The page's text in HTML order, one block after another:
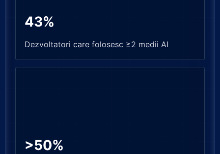
43%
Dezvoltatori care folosesc ≥2 medii AI
>50%